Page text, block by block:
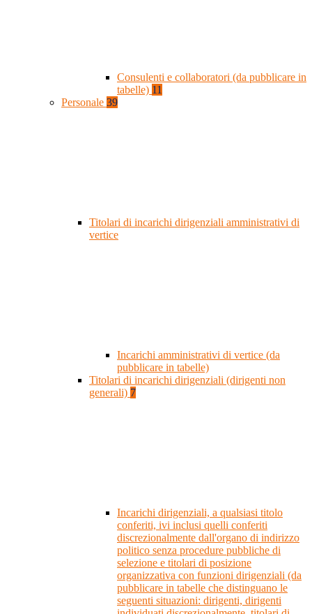
Consulenti e collaboratori (da pubblicare in
tabelle) 11
Personale 39
Titolari di incarichi dirigenziali amministrativi di
vertice
Incarichi amministrativi di vertice (da
pubblicare in tabelle)
Titolari di incarichi dirigenziali (dirigenti non
generali) 7
Incarichi dirigenziali, a qualsiasi titolo
conferiti, ivi inclusi quelli conferiti
discrezionalmente dall'organo di indirizzo
politico senza procedure pubbliche di
selezione e titolari di posizione
organizzativa con funzioni dirigenziali (da
pubblicare in tabelle che distinguano le
seguenti situazioni: dirigenti, dirigenti